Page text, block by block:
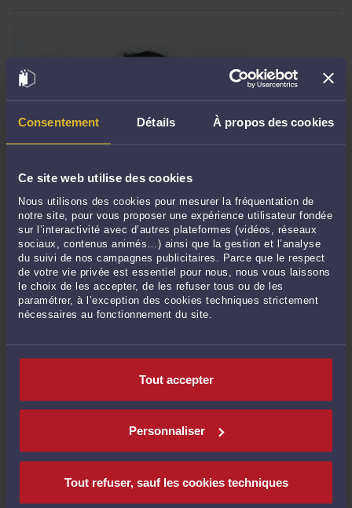
Consentement Détails À propos des cookies
Ce site web utilise des cookies
Nous utilisons des cookies pour mesurer la fréquentation de
notre site, pour vous proposer une expérience utilisateur fondée
sur l’interactivité avec d’autres plateformes (vidéos, réseaux
sociaux, contenus animés…) ainsi que la gestion et l’analyse
du suivi de nos campagnes publicitaires. Parce que le respect
de votre vie privée est essentiel pour nous, nous vous laissons
le choix de les accepter, de les refuser tous ou de les
paramétrer, à l’exception des cookies techniques strictement
nécessaires au fonctionnement du site.
Tout accepter
Personnaliser
Tout refuser, sauf les cookies techniques
PROCÉDURE D’APPEL (REVIREMENT) : DISPOSITIF DES
CONCLUSIONS DEMANDANT DE METTRE À NÉANT LE JUGEMENT =
DEMANDE D’INFIRMATION = COUR D’APPEL SAISIE (CASS. CIV.
2ÈME 18 JUIN 2026, 23-18.170).
ParFrédéric CHHUMle 16/07/2026
Dans un arrêt du 18 juin 2026 (n°23-18.170) publié au bulletin, la Cour de
cassation se prononce sur les exigences liées à la rédaction des conclusions
d’appel. La Cour de cassation affirme que l’objet de l’appel, qui tend, soit à
l’infirmation totale ou partielle, soit à l’annulation ...
Chargement en cours
1 >
CONTACTER ME CHHUM